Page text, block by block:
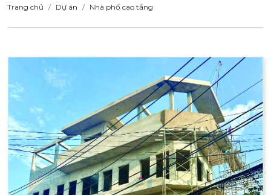
Trang chủ Dự án Nhà phố cao tầng